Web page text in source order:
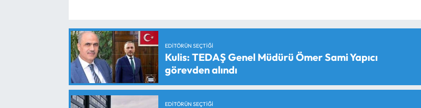
EDITÖRÜN SEÇTIĞI
Kulis: TEDAŞ Genel Müdürü Ömer Sami Yapıcı
görevden alındı
EDITÖRÜN SEÇTIĞI